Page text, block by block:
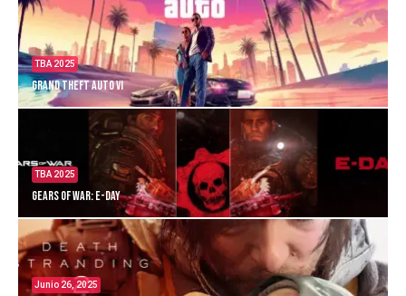
TBA 2025
Grand Theft Auto VI
TBA 2025
Gears of War: E-Day
Junio 26, 2025